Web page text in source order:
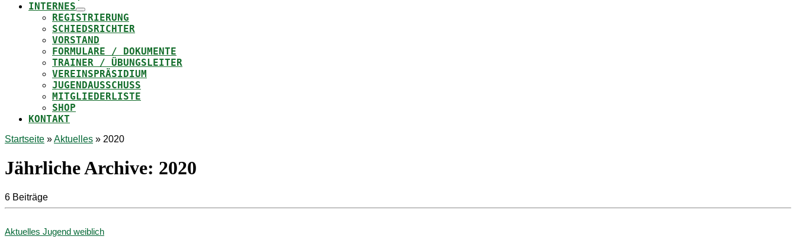
INTERNES
REGISTRIERUNG
SCHIEDSRICHTER
VORSTAND
FORMULARE / DOKUMENTE
TRAINER / ÜBUNGSLEITER
VEREINSPRÄSIDIUM
JUGENDAUSSCHUSS
MITGLIEDERLISTE
SHOP
KONTAKT
Startseite »Aktuelles » 2020
Jährliche Archive: 2020
6 Beiträge
Aktuelles Jugend weiblich